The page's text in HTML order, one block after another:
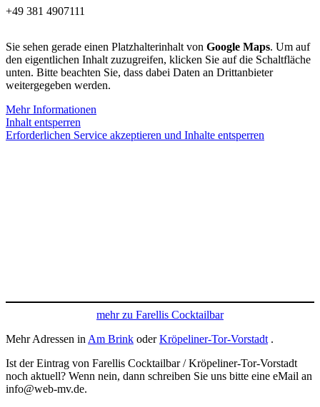
+49 381 4907111
Sie sehen gerade einen Platzhalterinhalt von Google Maps. Um auf
den eigentlichen Inhalt zuzugreifen, klicken Sie auf die Schaltfläche
unten. Bitte beachten Sie, dass dabei Daten an Drittanbieter
weitergegeben werden.
Mehr Informationen
Inhalt entsperren
Erforderlichen Service akzeptieren und Inhalte entsperren
mehr zu Farellis Cocktailbar
Mehr Adressen in Am Brink oderKröpeliner-Tor-Vorstadt .
Ist der Eintrag von Farellis Cocktailbar / Kröpeliner-Tor-Vorstadt
noch aktuell? Wenn nein, dann schreiben Sie uns bitte eine eMail an
info@web-mv.de.